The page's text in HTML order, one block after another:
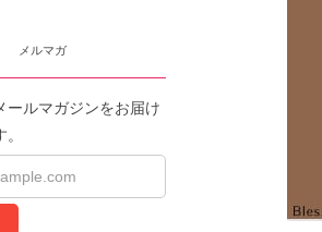
メルマガ
ールマガジンをお届け